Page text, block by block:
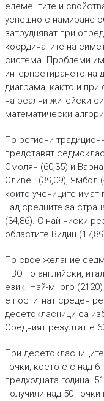
елементите и
успешно с намиране
затрудняват при
координатите на
система. Проблеми
интерпретирането на
диаграма, както и
на реални житейски
математически
По региони
представят
Смолян (60,35) и
Сливен (39,09), Ямбол
които учениците
над средните за
(34,86). С най-ниски
областите Видин
По свое желание
НВО по английски,
език. Най-много
е постигнат среден
десетокласници са
Средният резултат е
При
точки, което е с над
предходната година.
получили над 50